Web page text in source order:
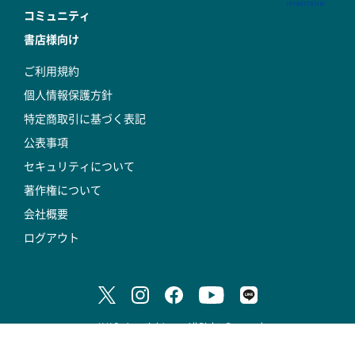
コミュニティ
書店様向け
ご利用規約
個人情報保護方針
特定商取引に基づく表記
公表事項
セキュリティについて
著作権について
会社概要
ログアウト
© K.K.DeAgostini Japan All Rights Reserved.